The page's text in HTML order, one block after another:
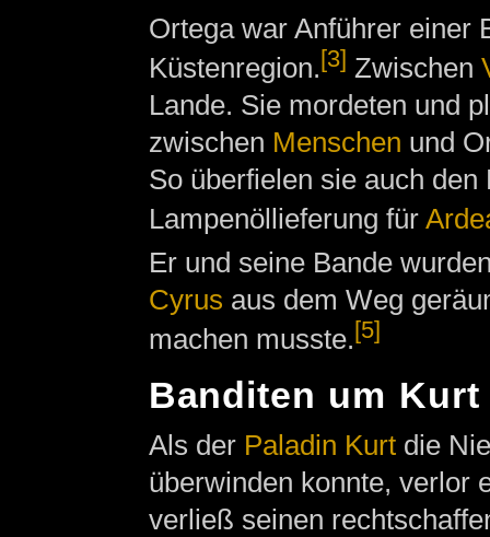
Ortega war Anführer einer
Küstenregion.[3] Zwischen
Lande. Sie mordeten und
zwischen Menschen und
So überfielen sie auch
Lampenöllieferung für
Er und seine Bande
Cyrus aus dem Weg
machen musste.[5]
Banditen um Kurt
Als der Paladin Kurtdie
überwinden konnte, verlor
verließ seinen